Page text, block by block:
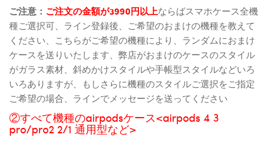
ご注意： ご注文の金額が3990円以上ならばスマホケース全機
種ご選択可、ライン登録後、ご希望のおまけの機種を教えて
ください、こちらがご希望の機種により、ランダムにおまけ
ケースを送りいたします、弊店がおまけのケースのスタイル
がガラス素材、斜めかけスタイルや手帳型スタイルなどいろ
いろありますが、もしさらに機種のスタイルご選択をご指定
ご希望の場合、ラインでメッセージを送ってください
②すべて機種のairpodsケース<airpods 4 3
pro/pro2 2/1 通用型など>